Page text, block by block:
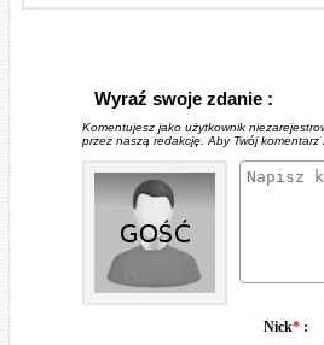
Wyraź swoje zdanie :
Komentujesz jako użytkownik
przez naszą redakcję. Aby Twój
Nick* :